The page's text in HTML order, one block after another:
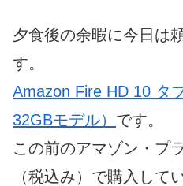
夕食後の余暇に今日は
す。
Amazon Fire HD 10 タ
32GBモデル） です。
この前のアマゾン・プ
（税込み）で購入して